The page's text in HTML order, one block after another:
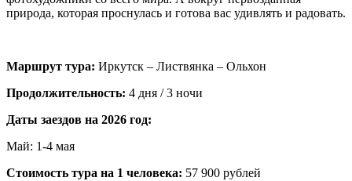
природа, которая проснулась и готова вас удивлять и радовать.
Маршрут тура: Иркутск – Листвянка – Ольхон
Продолжительность: 4 дня / 3 ночи
Даты заездов на 2026 год:
Май: 1-4 мая
Стоимость тура на 1 человека: 57 900 рублей